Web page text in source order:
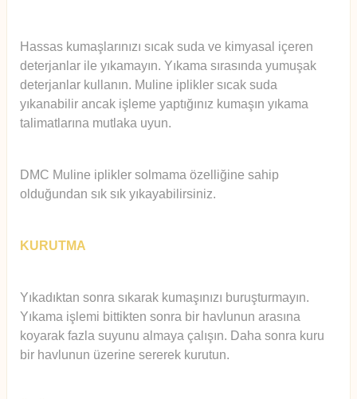
Hassas kumaşlarınızı sıcak suda ve kimyasal içeren
deterjanlar ile yıkamayın. Yıkama sırasında yumuşak
deterjanlar kullanın. Muline iplikler sıcak suda
yıkanabilir ancak işleme yaptığınız kumaşın yıkama
talimatlarına mutlaka uyun.
DMC Muline iplikler solmama özelliğine sahip
olduğundan sık sık yıkayabilirsiniz.
KURUTMA
Yıkadıktan sonra sıkarak kumaşınızı buruşturmayın.
Yıkama işlemi bittikten sonra bir havlunun arasına
koyarak fazla suyunu almaya çalışın. Daha sonra kuru
bir havlunun üzerine sererek kurutun.